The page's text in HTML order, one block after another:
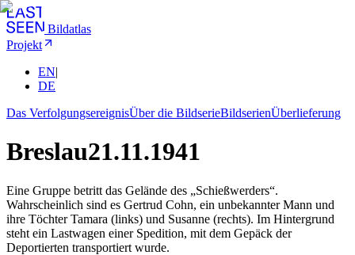
Bildatlas
Projekt
EN|
DE
Das VerfolgungsereignisÜber die BildserieBildserienÜberlieferung
Breslau21.11.1941
Eine Gruppe betritt das Gelände des „Schießwerders“.
Wahrscheinlich sind es Gertrud Cohn, ein unbekannter Mann und
ihre Töchter Tamara (links) und Susanne (rechts). Im Hintergrund
steht ein Lastwagen einer Spedition, mit dem Gepäck der
Deportierten transportiert wurde.